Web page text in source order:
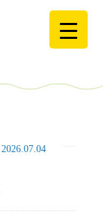
2026.07.04